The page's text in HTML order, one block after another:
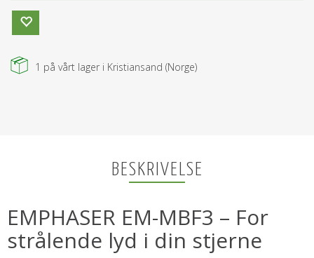
1 på vårt lager i Kristiansand (Norge)
BESKRIVELSE
EMPHASER EM-MBF3 – For
strålende lyd i din stjerne